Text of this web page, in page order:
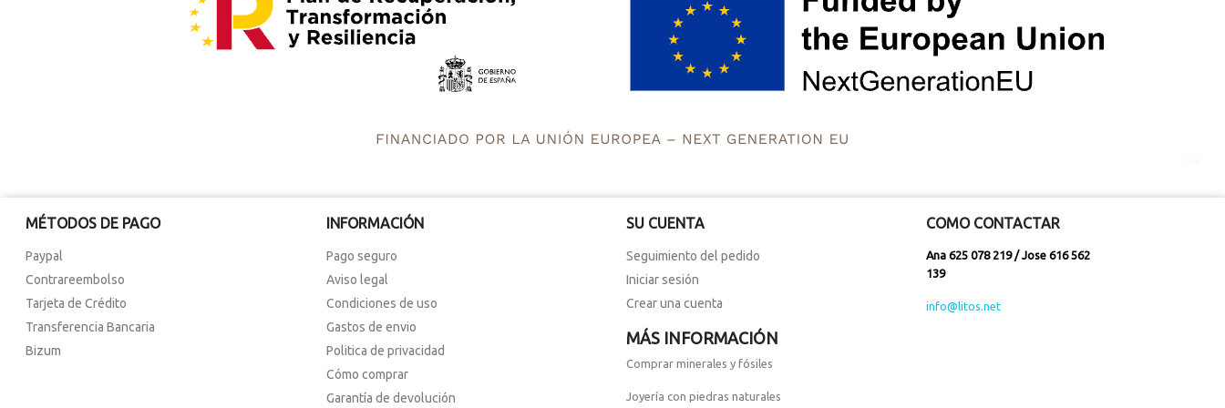
MÉTODOS DE PAGO
Paypal
Contrareembolso
Tarjeta de Crédito
Transferencia Bancaria
Bizum
INFORMACIÓN
Pago seguro
Aviso legal
Condiciones de uso
Gastos de envio
Politica de privacidad
Cómo comprar
Garantía de devolución
SU CUENTA
Seguimiento del pedido
Iniciar sesión
Crear una cuenta
COMO CONTACTAR
Ana 625 078 219 / Jose 616 562
139
info@litos.net
MÁS INFORMACIÓN
Comprar minerales y fósiles
Joyería con piedras naturales